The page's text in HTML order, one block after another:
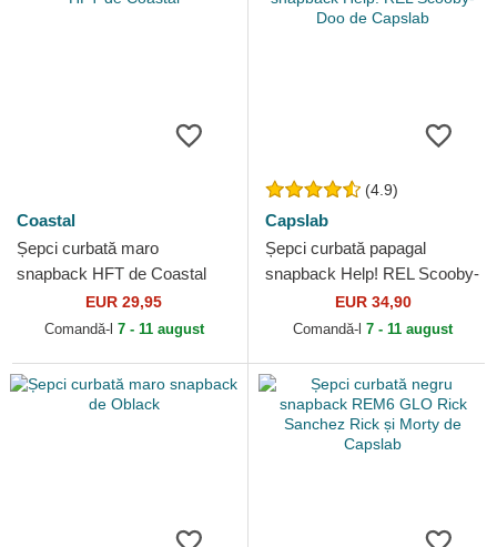
Coastal
Șepci curbată maro
snapback HFT de Coastal
EUR 29,95
Comandă-l 7 - 11 august
(4.9)
Capslab
Șepci curbată papagal
snapback Help! REL Scooby-
Doo de Capslab
EUR 34,90
Comandă-l 7 - 11 august